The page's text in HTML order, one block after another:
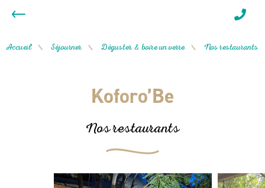
Accueil / Séjourner / Déguster & boire un verre / Nos restaurants
Koforo’Be
Nos restaurants